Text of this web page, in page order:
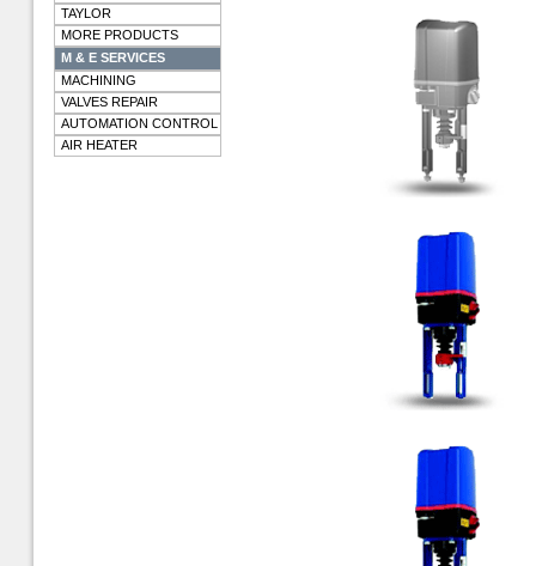
TAYLOR
MORE PRODUCTS
M & E SERVICES
MACHINING
VALVES REPAIR
AUTOMATION CONTROL
AIR HEATER